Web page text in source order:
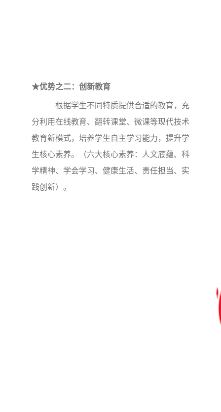
★优势之二：创新教育
根据学生不同特质提供合适的教育，充
分利用在线教育、翻转课堂、微课等现代技术
教育新模式，培养学生自主学习能力，提升学
生核心素养。（六大核心素养：人文底蕴、科
学精神、学会学习、健康生活、责任担当、实
践创新）。